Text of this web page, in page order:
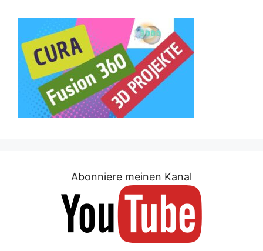
Abonniere meinen Kanal